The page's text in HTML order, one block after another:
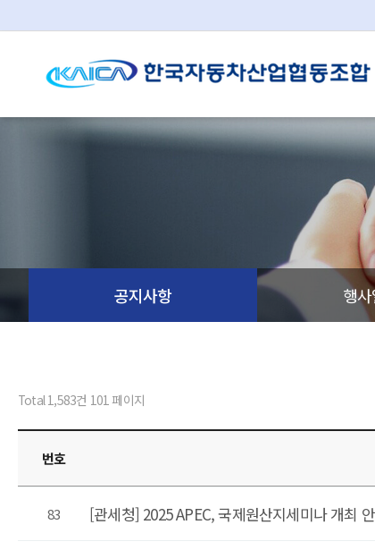
공지사항 행
Total 1,583건 101 페이지
번호
83 [관세청] 2025 APEC, 국제원산지세미나 개최